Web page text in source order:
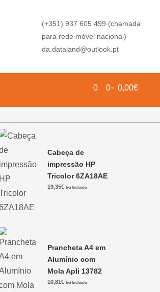
(+351) 937 605 499 (chamada
para rede móvel nacional)
da.dataland@outlook.pt
0 0 0,00€
Cabeça de
impressão HP
Tricolor 6ZA18AE
19,35€ Iva Incluido
Prancheta A4 em
Alumínio com
Mola Apli 13782
10,81€ Iva Incluido